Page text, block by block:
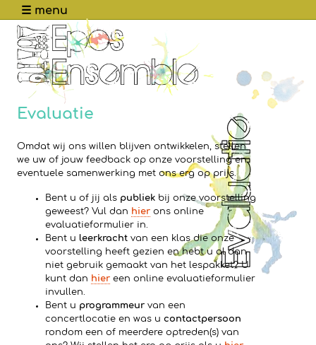
☰ menu
Evaluatie
Omdat wij ons willen blijven ontwikkelen, stellen
we uw of jouw feedback op onze voorstelling en
eventuele samenwerking met ons erg op prijs.
Bent u of jij als publiek bij onze voorstelling
geweest? Vul dan hier ons online
evaluatieformulier in.
Bent uleerkracht van een klas die onze
voorstelling heeft gezien en hebt u al dan
niet gebruik gemaakt van het lespakket? U
kunt dan hier een online evaluatieformulier
invullen.
Bent u programmeur van een
concertlocatie en was ucontactpersoon
rondom een of meerdere optreden(s) van